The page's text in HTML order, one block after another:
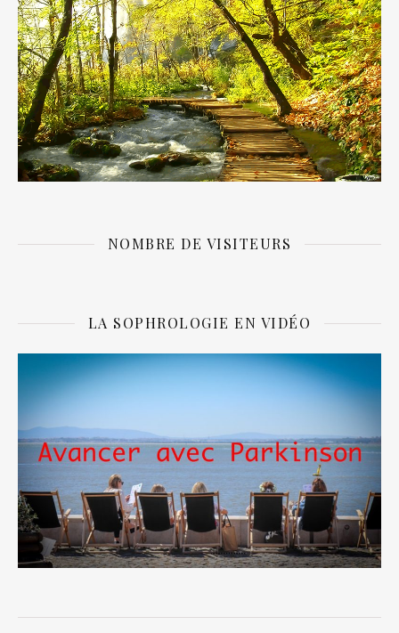
NOMBRE DE VISITEURS
LA SOPHROLOGIE EN VIDÉO